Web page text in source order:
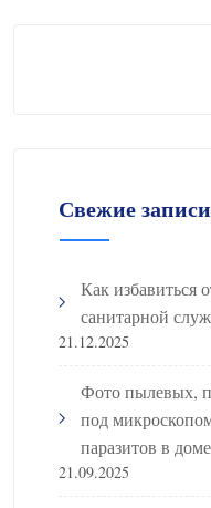
Свежие записи
Как избавиться
санитарной
21.12.2025
Фото пылевых,
под
паразитов в доме
21.09.2025